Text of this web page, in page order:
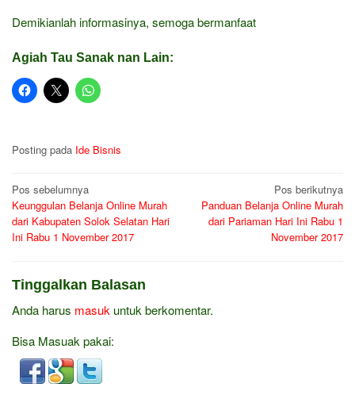
Demikianlah informasinya, semoga bermanfaat
Agiah Tau Sanak nan Lain:
Posting pada Ide Bisnis
Navigasi
pos
Pos sebelumnya
Keunggulan Belanja Online Murah
dari Kabupaten Solok Selatan Hari
Ini Rabu 1 November 2017
Pos berikutnya
Panduan Belanja Online Murah
dari Pariaman Hari Ini Rabu 1
November 2017
Tinggalkan Balasan
Anda harus masuk untuk berkomentar.
Bisa Masuak pakai: